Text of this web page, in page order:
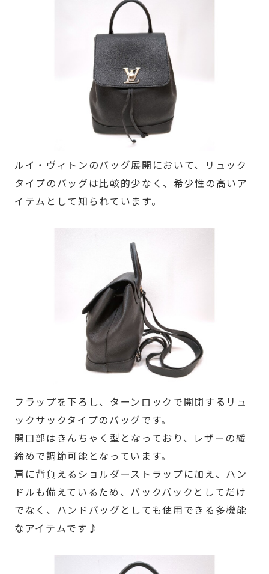
ルイ・ヴィトンのバッグ展開において、リュック
タイプのバッグは比較的少なく、希少性の高いア
イテムとして知られています。
フラップを下ろし、ターンロックで開閉するリュ
ックサックタイプのバッグです。
開口部はきんちゃく型となっており、レザーの緩
締めで調節可能となっています。
肩に背負えるショルダーストラップに加え、ハン
ドルも備えているため、バックパックとしてだけ
でなく、ハンドバッグとしても使用できる多機能
なアイテムです♪